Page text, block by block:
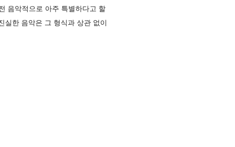
음악적으로 아주 특별하다고 할
실한 음악은 그 형식과 상관 없이